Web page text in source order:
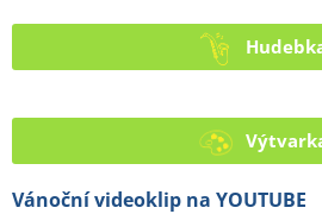
Vánoční videoklip na YOUTUBE